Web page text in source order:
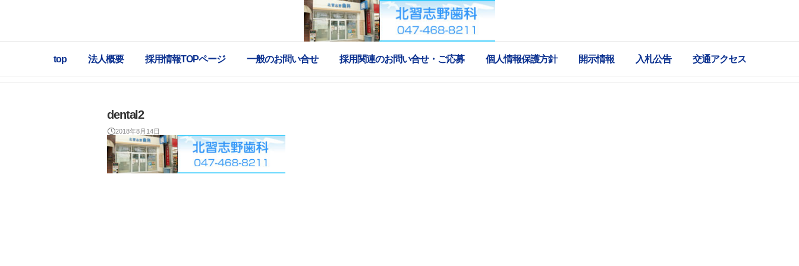
top 法人概要 採用情報TOPページ 一般のお問い合せ 採用関連のお問い合せ・ご応募 個人情報保護方針 開示情報 入札公告 交通アクセス
dental2
2018年8月14日